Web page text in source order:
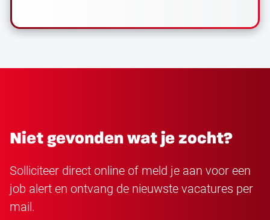
Niet gevonden wat je zocht?
Solliciteer direct online of meld je aan voor een
job alert en ontvang de nieuwste vacatures per
mail.